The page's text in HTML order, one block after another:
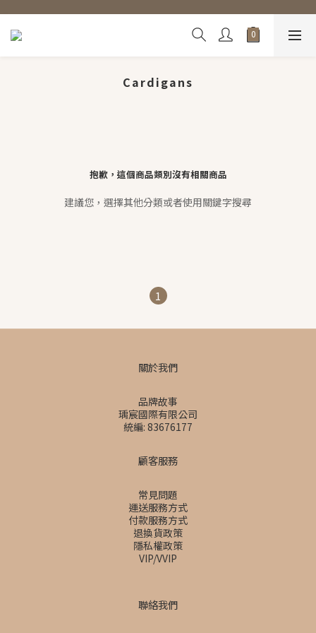
Cardigans
抱歉，這個商品類別沒有相關商品
建議您，選擇其他分類或者使用關鍵字搜尋
1
關於我們
品牌故事
瑀宸國際有限公司
統編: 83676177
顧客服務
常見問題
運送服務方式
付款服務方式
退換貨政策
隱私權政策
VIP/VVIP
聯絡我們